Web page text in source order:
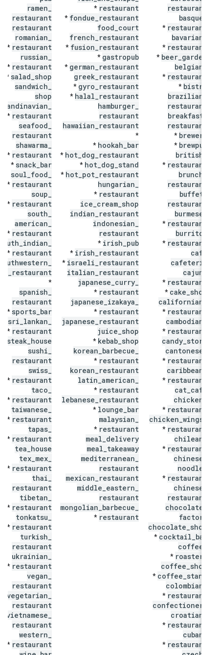
restaurant
basque
restaurant
*
bavarian
restaurant
*
beer_garden
*
belgian
restaurant
*
bistro
*
brazilian
restaurant
breakfast
restaurant
brewery
*
brewpub
*
british
restaurant
*
brunch
restaurant
buffet
restaurant
burmese
restaurant
*
burrito
restaurant
*
cafeteria
cajun
restaurant
*
cake_
*
californian
restaurant
*
cambodian
restaurant
*
candy_store
cantonese
restaurant
*
caribbean
restaurant
*
cat_
chicken
restaurant
*
chicken_wings
restaurant
*
chilean
restaurant
*
chinese
noodle
restaurant
*
chinese
restaurant
chocolate
factory
chocolate_
cocktail
*
coffee
roastery
*
coffee_
coffee_stand
*
colombian
restaurant
*
confectionery
croatian
restaurant
*
cuban
restaurant
*
restaurant
*
fondue_restaurant
*
food_court
french_restaurant
fusion_restaurant
*
gastropub
*
german_restaurant
*
greek_restaurant
gyro_restaurant
*
halal_restaurant
*
hamburger
restaurant
hawaiian_restaurant
hookah_
*
hot_dog_restaurant
*
hot_dog_stand
*
hot_pot_restaurant
*
hungarian
restaurant
*
ice_cream_shop
indian_restaurant
indonesian
restaurant
irish_pub
*
irish_restaurant
*
israeli_restaurant
*
italian_restaurant
japanese_curry
restaurant
*
japanese_izakaya
restaurant
*
japanese_restaurant
juice_shop
kebab_shop
*
korean_barbecue
restaurant
*
korean_restaurant
latin_american
restaurant
*
lebanese_restaurant
lounge_
*
malaysian
_
restaurant
*
meal_delivery
meal_takeaway
mediterranean
restaurant
mexican_restaurant
middle_eastern
restaurant
mongolian_barbecue
restaurant
*
ramen
restaurant
restaurant
romanian
restaurant
*
russian
restaurant
*
salad_shop
*
sandwich
shop
scandinavian
restaurant
*
seafood
_
restaurant
shawarma
restaurant
*
snack_
*
soul_food
_
restaurant
*
soup
restaurant
*
south
american
restaurant
*
south_indian
restaurant
*
southwestern
_
us_restaurant
spanish
restaurant
sports_
*
sri_lankan
_
restaurant
*
steak_house
sushi
restaurant
swiss
restaurant
*
taco
restaurant
*
taiwanese
restaurant
*
tapas
restaurant
*
tea_house
tex_mex
restaurant
*
thai
restaurant
tibetan
restaurant
*
tonkatsu
restaurant
*
turkish
restaurant
ukrainian
restaurant
*
vegan
restaurant
vegetarian
restaurant
vietnamese
restaurant
western
restaurant
*